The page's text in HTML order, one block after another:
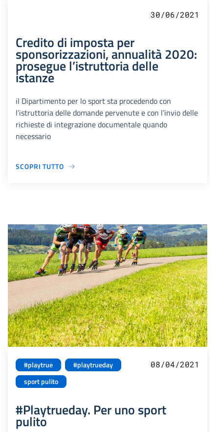
30/06/2021
Credito di imposta per
sponsorizzazioni, annualità 2020:
prosegue l’istruttoria delle
istanze
il Dipartimento per lo sport sta procedendo con
l’istruttoria delle domande pervenute e con l’invio delle
richieste di integrazione documentale quando
necessario
SCOPRI TUTTO
#playtrue
#playtrueday
sport pulito
08/04/2021
#Playtrueday. Per uno sport
pulito